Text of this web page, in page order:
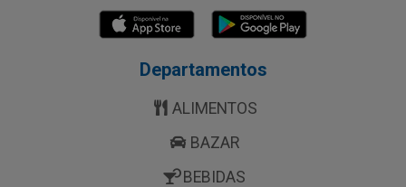
Departamentos
ALIMENTOS
BAZAR
BEBIDAS